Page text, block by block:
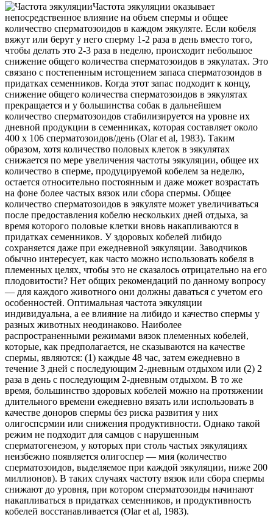
Частота эякуляции оказывает
непосредственное влияние на объем спермы и общее
количество сперматозоидов в каждом эякуляте. Если кобеля
вяжут или берут у него сперму 1-2 раза в день вместо того,
чтобы делать это 2-3 раза в неделю, происходит небольшое
снижение общего количества сперматозоидов в эякулатах. Это
связано с постепенным истощением запаса сперматозоидов в
придатках семенников. Когда этот запас подходит к концу,
снижение общего количества сперматозоидов в эякулятах
прекращается и у большинства собак в дальнейшем
количество сперматозоидов стабилизируется на уровне их
дневной продукции в семенниках, которая составляет около
400 х 106 сперматозоидов/день (Olar et al, 1983). Таким
образом, хотя количество половых клеток в эякулятах
снижается по мере увеличения частоты эякуляции, общее их
количество в сперме, продуцируемой кобелем за неделю,
остается относительно постоянным и даже может возрастать
на фоне более частых вязок или сбора спермы. Общее
количество сперматозоидов в эякуляте может увеличиваться
после предоставления кобелю нескольких дней отдыха, за
время которого половые клетки вновь накапливаются в
придатках семенников. У здоровых кобелей либидо
сохраняется даже при ежедневной эякуляции. Заводчиков
обычно интересует, как часто можно использовать кобеля в
племенных целях, чтобы это не сказалось отрицательно на его
плодовитости? Нет общих рекомендаций по данному вопросу
— для каждого животного они должны даваться с учетом его
особенностей. Оптимальная частота эякуляции
индивидуальна, а ее влияние на либидо и качество спермы у
разных животных неодинаково. Наиболее
распространенными режимами вязок племенных кобелей,
которые, как предполагается, не сказываются на качестве
спермы, являются: (1) каждые 48 час, затем ежедневно в
течение 3 дней с последующим 2-дневным отдыхом или (2) 2
раза в день с последующим 2-дневным отдыхом. В то же
время, большинство здоровых кобелей можно на протяжении
длительного времени ежедневно вязать или использовать в
качестве доноров спермы без риска развития у них
олигоспсрмии или снижения продуктивности. Однако такой
режим не подходит для самцов с нарушенным
сперматогенезом, у которых при столь частых эякуляциях
неизбежно появляется олигоспер — мия (количество
сперматозоидов, выделяемое при каждой эякуляции, ниже 200
миллионов). В таких случаях частоту вязок или сбора спермы
снижают до уровня, при котором сперматозоиды начинают
накапливаться в придатках семенников, и продуктивность
кобелей восстанавливается (Olar et al, 1983).